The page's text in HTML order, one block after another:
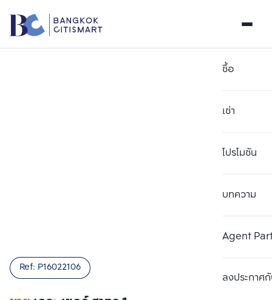
ซื้อ
เช่า
โปรโมชัน
บทความ
Agent
ลงประกาศกั
Ref: P16022106